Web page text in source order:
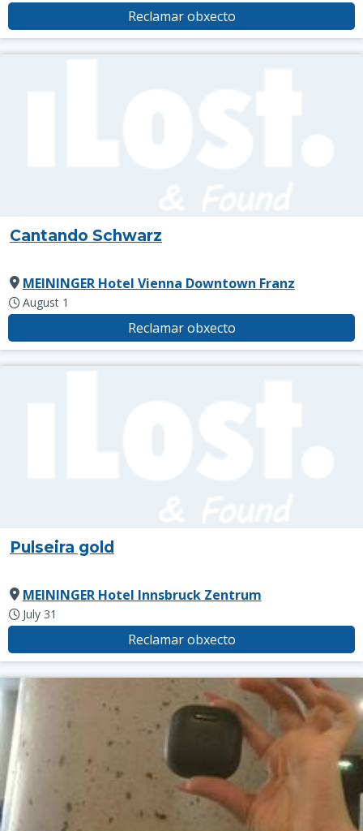
Reclamar obxecto
Cantando Schwarz
MEININGER Hotel Vienna Downtown Franz
August 1
Reclamar obxecto
Pulseira gold
MEININGER Hotel Innsbruck Zentrum
July 31
Reclamar obxecto